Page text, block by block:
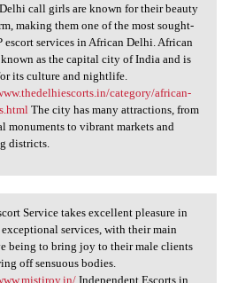
call girls are
call girls are known for their beauty
making them one of the most sought-
escort services in African Delhi. African
as the capital city of India and is
its culture and nightlife.
category/african-
The city has many attractions, from
monuments to vibrant markets and
districts.
Service takes
Service takes excellent pleasure in
services, with their main
being to bring joy to their male clients
off sensuous bodies.
Independent Escorts in